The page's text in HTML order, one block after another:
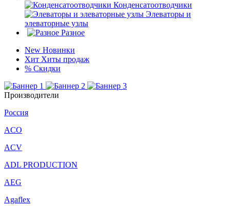
Конденсатоотводчики
Элеваторы и
элеваторные узлы
Разное
New Новинки
Хит Хиты продаж
% Скидки
Производители
Россия
ACO
ACV
ADL PRODUCTION
AEG
Agaflex